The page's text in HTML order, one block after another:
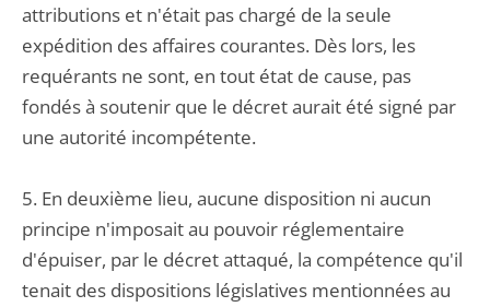
attributions et n'était pas chargé de la seule
expédition des affaires courantes. Dès lors, les
requérants ne sont, en tout état de cause, pas
fondés à soutenir que le décret aurait été signé par
une autorité incompétente.
5. En deuxième lieu, aucune disposition ni aucun
principe n'imposait au pouvoir réglementaire
d'épuiser, par le décret attaqué, la compétence qu'il
tenait des dispositions législatives mentionnées au